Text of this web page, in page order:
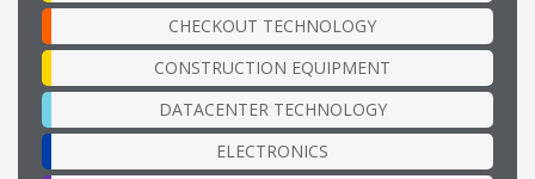
CHECKOUT TECHNOLOGY
CONSTRUCTION EQUIPMENT
DATACENTER TECHNOLOGY
ELECTRONICS